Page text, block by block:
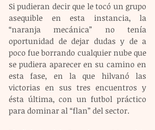
Si pudieran decir que le tocó un grupo
asequible en esta instancia, la
“naranja mecánica” no tenía
oportunidad de dejar dudas y de a
poco fue borrando cualquier nube que
se pudiera aparecer en su camino en
esta fase, en la que hilvanó las
victorias en sus tres encuentros y
ésta última, con un futbol práctico
para dominar al “flan” del sector.